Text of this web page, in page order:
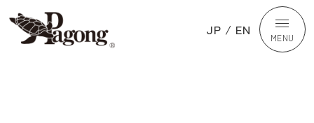
JP / EN MENU